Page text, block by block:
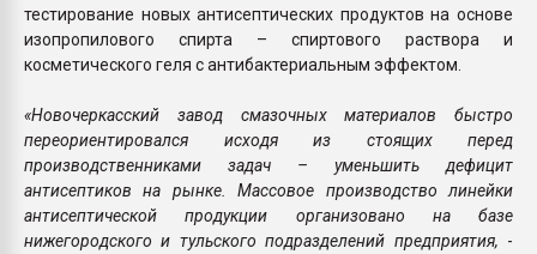
тестирование новых антисептических продуктов на основе
изопропилового спирта – спиртового раствора и
косметического геля с антибактериальным эффектом.
«Новочеркасский завод смазочных материалов быстро
переориентировался исходя из стоящих перед
производственниками задач – уменьшить дефицит
антисептиков на рынке. Массовое производство линейки
антисептической продукции организовано на базе
нижегородского и тульского подразделений предприятия, -